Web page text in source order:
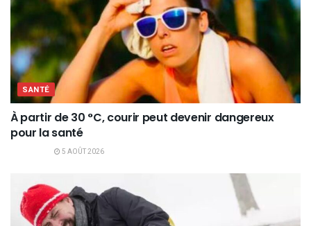
SANTÉ
À partir de 30 °C, courir peut devenir dangereux
pour la santé
5 AOÛT 2026